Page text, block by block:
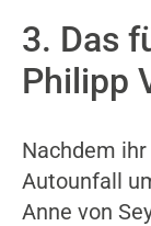
3. Das
Philipp
Nachdem
Autounfall
Anne von